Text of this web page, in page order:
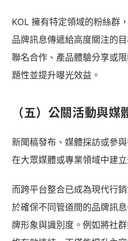
KOL 擁有特定領域的粉絲群
品牌訊息傳遞給高度關注的
聯名合作、產品體驗分享或
題性並提升曝光效益。
（五）公關活動與媒
新聞稿發布、媒體採訪或參
在大眾媒體或專業領域中建
而跨平台整合已成為現代行
於確保不同管道間的品牌訊
牌形象與識別度。例如將社